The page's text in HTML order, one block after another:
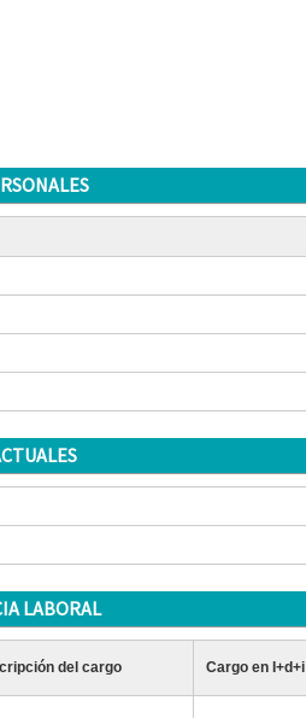
LABORAL
del cargo Cargo en I+d+i